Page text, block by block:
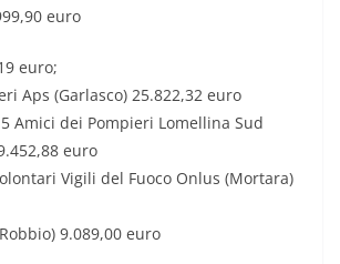
euro
euro;
Aps (Garlasco) 25.822,32 euro
Amici dei Pompieri Lomellina Sud
euro
Vigili del Fuoco Onlus (Mortara)
9.089,00 euro